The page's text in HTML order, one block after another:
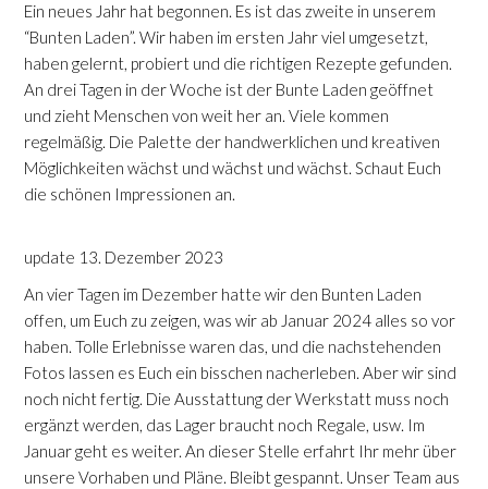
Ein neues Jahr hat begonnen. Es ist das zweite in unserem
“Bunten Laden”. Wir haben im ersten Jahr viel umgesetzt,
haben gelernt, probiert und die richtigen Rezepte gefunden.
An drei Tagen in der Woche ist der Bunte Laden geöffnet
und zieht Menschen von weit her an. Viele kommen
regelmäßig. Die Palette der handwerklichen und kreativen
Möglichkeiten wächst und wächst und wächst. Schaut Euch
die schönen Impressionen an.
update 13. Dezember 2023
An vier Tagen im Dezember hatte wir den Bunten Laden
offen, um Euch zu zeigen, was wir ab Januar 2024 alles so vor
haben. Tolle Erlebnisse waren das, und die nachstehenden
Fotos lassen es Euch ein bisschen nacherleben. Aber wir sind
noch nicht fertig. Die Ausstattung der Werkstatt muss noch
ergänzt werden, das Lager braucht noch Regale, usw. Im
Januar geht es weiter. An dieser Stelle erfahrt Ihr mehr über
unsere Vorhaben und Pläne. Bleibt gespannt. Unser Team aus